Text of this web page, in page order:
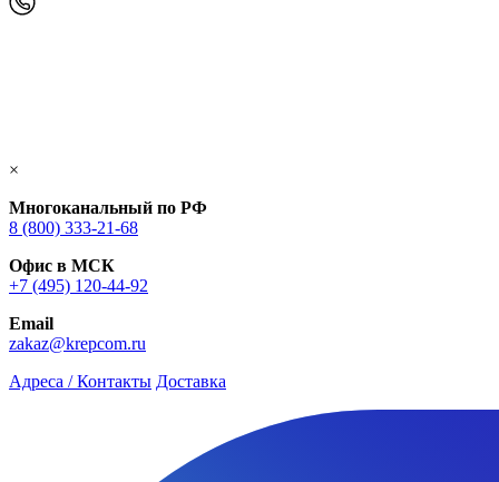
×
Многоканальный по РФ
8 (800) 333‑21-68
Офис в МСК
+7 (495) 120-44-92
Email
zakaz@krepcom.ru
Адреса / Контакты Доставка